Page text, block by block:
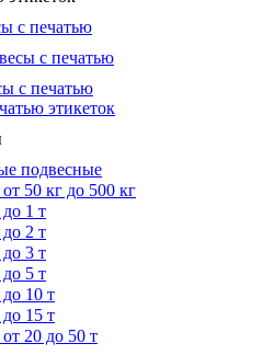
с печатью
с печатью
с печатью
этикеток
подвесные
50 кг до 500 кг
1 т
2 т
3 т
5 т
10 т
15 т
20 до 50 т